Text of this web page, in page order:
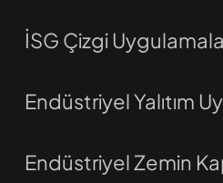
İSG Çizgi
Endüstriyel Yalıtım
Endüstriyel Zemin